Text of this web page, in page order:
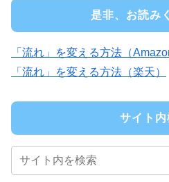
是非、お読み
「流れ」を変える方法（
「流れ」を変える方法（楽天）
サイト内